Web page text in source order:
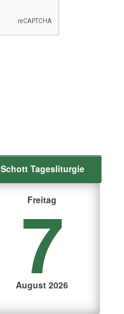
Schott Tagesliturgie
Freitag
7
August 2026